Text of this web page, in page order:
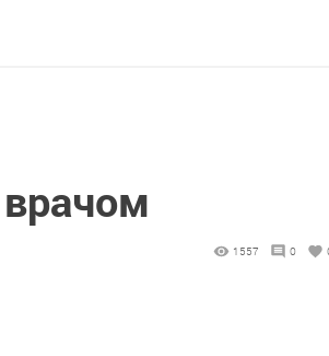
1557 0